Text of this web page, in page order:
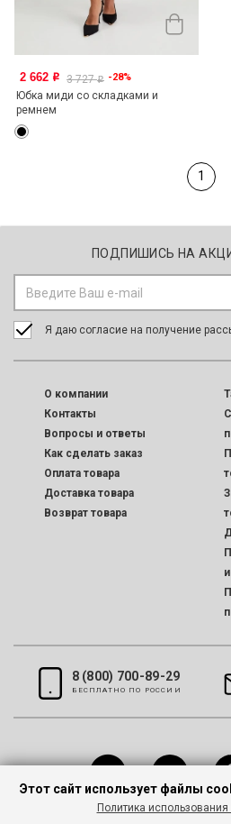
2 662 o 3 727o -28%
Юбка миди со складками и
ремнем
1
ПОДПИШИСЬ НА
Я даю согласие на получение
O компании
Контакты
Вопросы и ответы
Как сделать заказ
Оплата товара
Доставка товара
Возврат товара
8 (800) 700-89-29
БЕСПЛАТНО ПО РОССИИ
Этот сайт использует файлы
Политика